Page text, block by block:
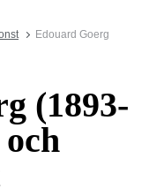
Edouard Goerg
(1893-